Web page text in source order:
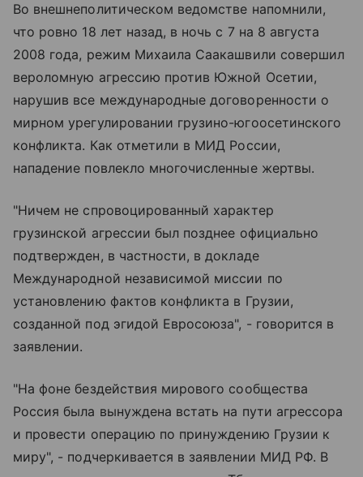
Во внешнеполитическом ведомстве напомнили,
что ровно 18 лет назад, в ночь с 7 на 8 августа
2008 года, режим Михаила Саакашвили совершил
вероломную агрессию против Южной Осетии,
нарушив все международные договоренности о
мирном урегулировании грузино-югоосетинского
конфликта. Как отметили в МИД России,
нападение повлекло многочисленные жертвы.
"Ничем не спровоцированный характер
грузинской агрессии был позднее официально
подтвержден, в частности, в докладе
Международной независимой миссии по
установлению фактов конфликта в Грузии,
созданной под эгидой Евросоюза", - говорится в
заявлении.
"На фоне бездействия мирового сообщества
Россия была вынуждена встать на пути агрессора
и провести операцию по принуждению Грузии к
миру", - подчеркивается в заявлении МИД РФ. В